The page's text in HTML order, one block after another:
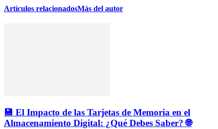
Artículos relacionadosMás del autor
💾 El Impacto de las Tarjetas de Memoria en el
Almacenamiento Digital: ¿Qué Debes Saber? 🌐